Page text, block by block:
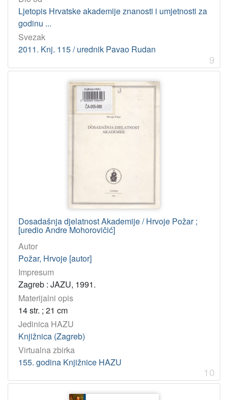
Ljetopis Hrvatske akademije znanosti i umjetnosti za
godinu ...
Svezak
2011. Knj. 115 / urednik Pavao Rudan
9
Dosadašnja djelatnost Akademije / Hrvoje Požar ;
[uredio Andre Mohorovičić]
Autor
Požar, Hrvoje [autor]
Impresum
Zagreb : JAZU, 1991.
Materijalni opis
14 str. ; 21 cm
Jedinica HAZU
Knjižnica (Zagreb)
Virtualna zbirka
155. godina Knjižnice HAZU
10